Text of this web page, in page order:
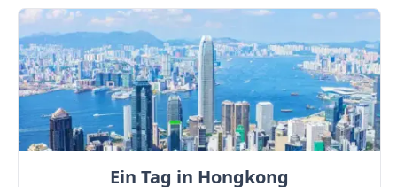
Ein Tag in Hongkong